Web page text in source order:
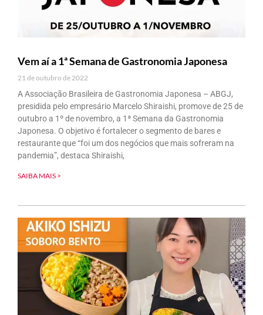
Vem aí a 1ª Semana de Gastronomia Japonesa
21 de outubro de 2022
A Associação Brasileira de Gastronomia Japonesa – ABGJ,
presidida pelo empresário Marcelo Shiraishi, promove de 25 de
outubro a 1º de novembro, a 1ª Semana da Gastronomia
Japonesa. O objetivo é fortalecer o segmento de bares e
restaurante que “foi um dos negócios que mais sofreram na
pandemia”, destaca Shiraishi,
SAIBA MAIS >